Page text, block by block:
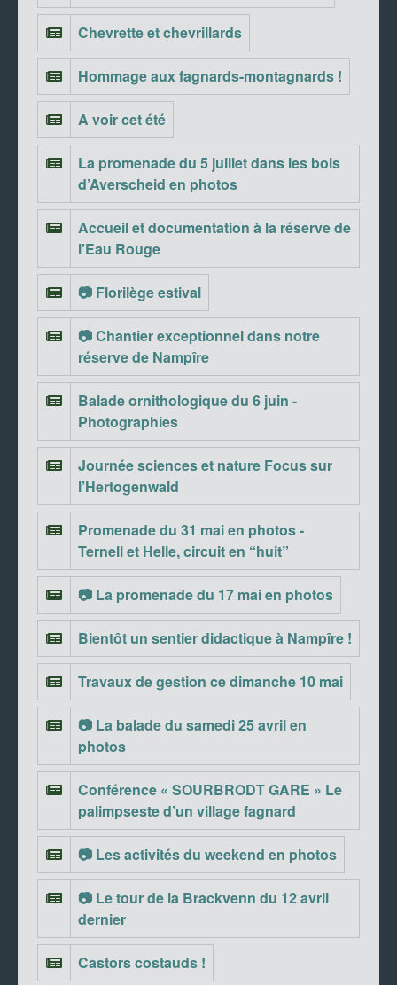
Chevrette et chevrillards
Hommage aux fagnards-montagnards !
A voir cet été
La promenade du 5 juillet dans les bois
d’Averscheid en photos
Accueil et documentation à la réserve de
l’Eau Rouge
📷 Florilège estival
📷 Chantier exceptionnel dans notre
réserve de Nampîre
Balade ornithologique du 6 juin -
Photographies
Journée sciences et nature Focus sur
l’Hertogenwald
Promenade du 31 mai en photos -
Ternell et Helle, circuit en “huit”
📷 La promenade du 17 mai en photos
Bientôt un sentier didactique à Nampîre !
Travaux de gestion ce dimanche 10 mai
📷 La balade du samedi 25 avril en
photos
Conférence « SOURBRODT GARE » Le
palimpseste d’un village fagnard
📷 Les activités du weekend en photos
📷 Le tour de la Brackvenn du 12 avril
dernier
Castors costauds !